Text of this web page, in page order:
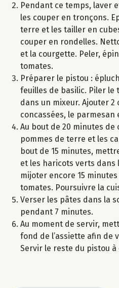
Pendant ce temps, laver
les couper en tronçons.
terre et les tailler en
couper en rondelles.
et la courgette. Peler,
tomates.
Préparer le pistou :
feuilles de basilic. Piler le
dans un mixeur. Ajouter 2
concassées, le parmesan
Au bout de 20 minutes de
pommes de terre et les
bout de 15 minutes,
et les haricots verts dans
mijoter encore 15
tomates. Poursuivre la
Verser les pâtes dans la
pendant 7 minutes.
Au moment de servir,
fond de l’assiette afin de
Servir le reste du pistou à